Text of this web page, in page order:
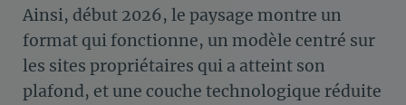
Ainsi, début 2026, le paysage montre un
format qui fonctionne, un modèle centré sur
les sites propriétaires qui a atteint son
plafond, et une couche technologique réduite